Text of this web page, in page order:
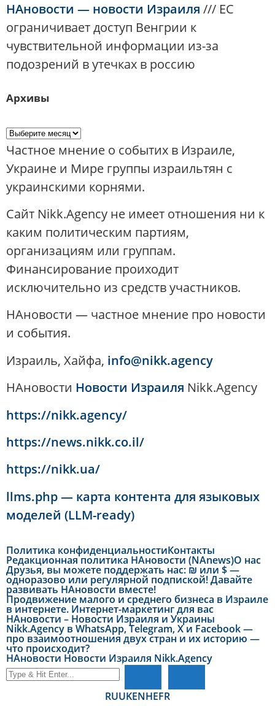
НАновости — новости Израиля /// ЕС
ограничивает доступ Венгрии к
чувствительной информации из-за
подозрений в утечках в россию
Архивы
Частное мнение о событих в Израиле,
Украине и Мире группы израильтян с
украинскими корнями.
Сайт Nikk.Agency не имеет отношения ни к
каким политическим партиям,
организациям или группам.
Финансирование проиходит
исключительно из средств участников.
НАновости — частное мнение про новости
и события.
Израиль, Хайфа, info@nikk.agency
НАновости Новости Израиля Nikk.Agency
https://nikk.agency/
https://news.nikk.co.il/
https://nikk.ua/
llms.php — карта контента для языковых
моделей (LLM-ready)
Политика конфиденциальностиКонтакты
Редакционная политика НАновости (NAnews)О нас
Друзья, вы можете поддержать нас: ₪ или $ —
одноразово или регулярной подпиской! Давайте
развивать НАновости вместе!
Продвижение малого и среднего бизнеса в Израиле
в интернете. Интернет-маркетинг для вас
НАновости – Новости Израиля и Украины
Nikk.Agency в WhatsApp, Telegram, X и Facebook —
про взаимоотношения двух стран и их историю —
что происходит?
НАновости Новости Израиля Nikk.Agency
RUUKENHEFR